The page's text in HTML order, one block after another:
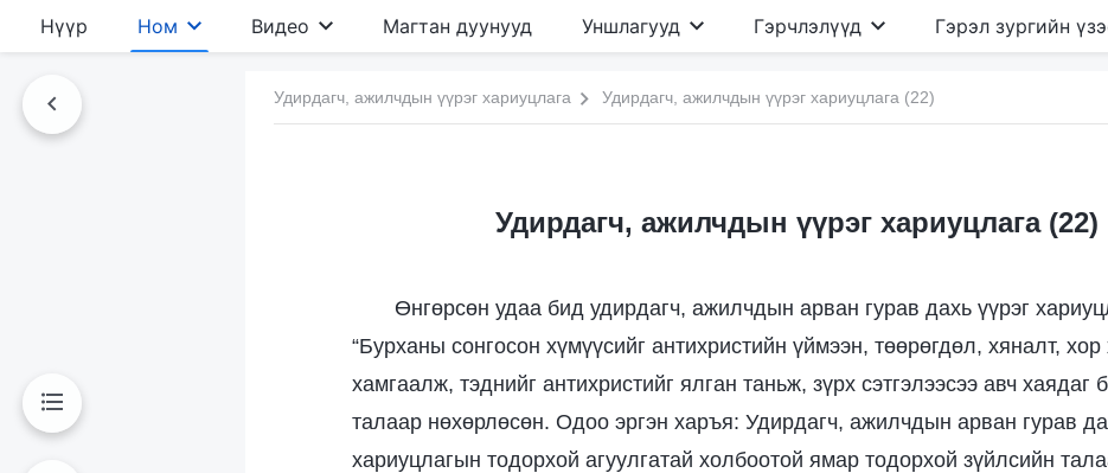
Нүүр Ном Видео Магтан дуунууд Уншлагууд Гэрчлэлүүд Гэрэл зургийн
Удирдагч, ажилчдын үүрэг хариуцлага Удирдагч, ажилчдын үүрэг хариуцлага (22)
Удирдагч, ажилчдын үүрэг хариуцлага (22)
Өнгөрсөн удаа бид удирдагч, ажилчдын арван гурав дахь үүрэг
“Бурханы сонгосон хүмүүсийг антихристийн үймээн, төөрөгдөл, хяналт,
хамгаалж, тэднийг антихристийг ялган таньж, зүрх сэтгэлээсээ авч хаядаг
талаар нөхөрлөсөн. Одоо эргэн харъя: Удирдагч, ажилчдын арван гурав
хариуцлагын тодорхой агуулгатай холбоотой ямар тодорхой зүйлсийн